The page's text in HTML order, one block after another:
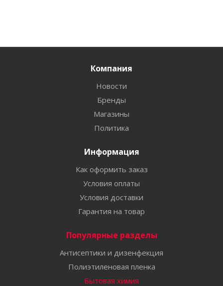
Компания
Новости
Бренды
Магазины
Политика
Информация
Как оформить заказ
Условия оплаты
Условия доставки
Гарантия на товар
Популярные разделы
Антисептики и дизенфекция
Полиэтиленовая пленка
Бытовая химия